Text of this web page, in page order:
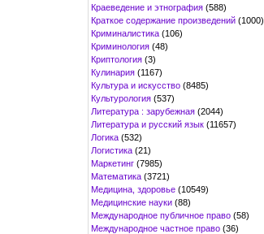
Краеведение и этнография (588)
Краткое содержание произведений (1000)
Криминалистика (106)
Криминология (48)
Криптология (3)
Кулинария (1167)
Культура и искусство (8485)
Культурология (537)
Литература : зарубежная (2044)
Литература и русский язык (11657)
Логика (532)
Логистика (21)
Маркетинг (7985)
Математика (3721)
Медицина, здоровье (10549)
Медицинские науки (88)
Международное публичное право (58)
Международное частное право (36)